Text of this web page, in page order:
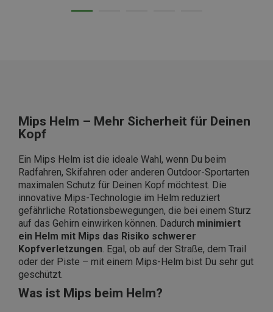
Mips Helm – Mehr Sicherheit für Deinen
Kopf
Ein Mips Helm ist die ideale Wahl, wenn Du beim
Radfahren, Skifahren oder anderen Outdoor-Sportarten
maximalen Schutz für Deinen Kopf möchtest. Die
innovative Mips-Technologie im Helm reduziert
gefährliche Rotationsbewegungen, die bei einem Sturz
auf das Gehirn einwirken können. Dadurch minimiert
ein Helm mit Mips das Risiko schwerer
Kopfverletzungen. Egal, ob auf der Straße, dem Trail
oder der Piste – mit einem Mips-Helm bist Du sehr gut
geschützt.
Was ist Mips beim Helm?